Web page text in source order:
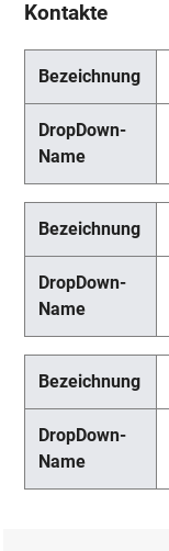
Kontakte